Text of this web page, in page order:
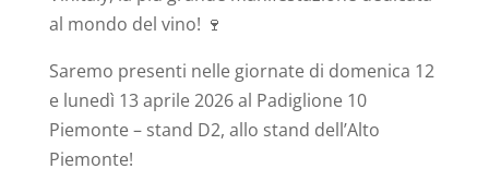
al mondo del vino! 🍷
Saremo presenti nelle giornate di domenica 12
e lunedì 13 aprile 2026 al Padiglione 10
Piemonte – stand D2, allo stand dell’Alto
Piemonte!